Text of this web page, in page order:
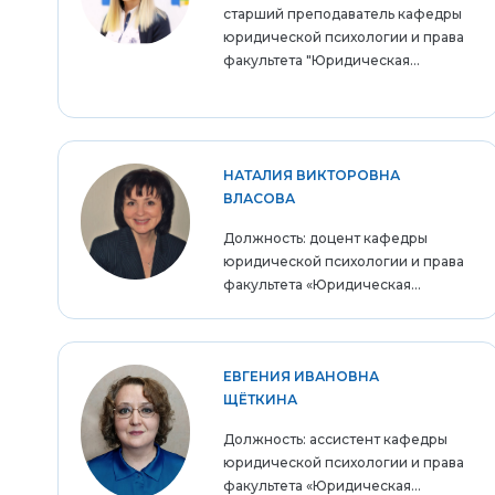
старший преподаватель кафедры
юридической психологии и права
факультета "Юридическая...
НАТАЛИЯ ВИКТОРОВНА
ВЛАСОВА
Должность: доцент кафедры
юридической психологии и права
факультета «Юридическая...
ЕВГЕНИЯ ИВАНОВНА
ЩЁТКИНА
Должность: ассистент кафедры
юридической психологии и права
факультета «Юридическая...